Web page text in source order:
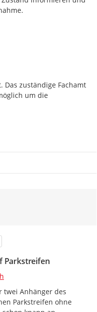
zuständige Fachamt
um die
Parkstreifen
twei Anhänger des
Parkstreifen ohne